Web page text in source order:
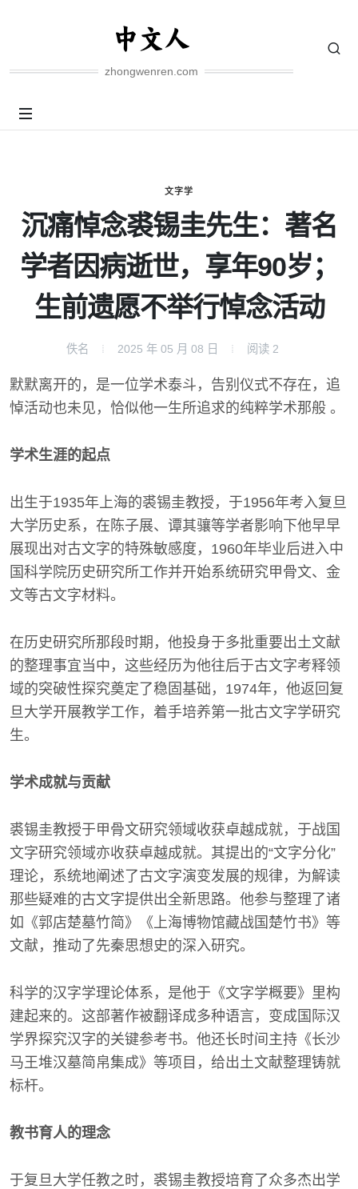
zhongwenren.com
文字学
沉痛悼念裘锡圭先生：著名
学者因病逝世，享年90岁；
生前遗愿不举行悼念活动
佚名 2025 年 05 月 08 日 阅读 2
默默离开的，是一位学术泰斗，告别仪式不存在，追
悼活动也未见，恰似他一生所追求的纯粹学术那般 。
学术生涯的起点
出生于1935年上海的裘锡圭教授，于1956年考入复旦
大学历史系，在陈子展、谭其骧等学者影响下他早早
展现出对古文字的特殊敏感度，1960年毕业后进入中
国科学院历史研究所工作并开始系统研究甲骨文、金
文等古文字材料。
在历史研究所那段时期，他投身于多批重要出土文献
的整理事宜当中，这些经历为他往后于古文字考释领
域的突破性探究奠定了稳固基础，1974年，他返回复
旦大学开展教学工作，着手培养第一批古文字学研究
生。
学术成就与贡献
裘锡圭教授于甲骨文研究领域收获卓越成就，于战国
文字研究领域亦收获卓越成就。其提出的“文字分化”
理论，系统地阐述了古文字演变发展的规律，为解读
那些疑难的古文字提供出全新思路。他参与整理了诸
如《郭店楚墓竹简》《上海博物馆藏战国楚竹书》等
文献，推动了先秦思想史的深入研究。
科学的汉字学理论体系，是他于《文字学概要》里构
建起来的。这部著作被翻译成多种语言，变成国际汉
学界探究汉字的关键参考书。他还长时间主持《长沙
马王堆汉墓简帛集成》等项目，给出土文献整理铸就
标杆。
教书育人的理念
于复旦大学任教之时，裘锡圭教授培育了众多杰出学